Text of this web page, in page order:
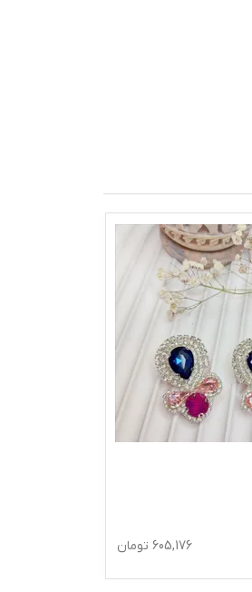
605,176 تومان